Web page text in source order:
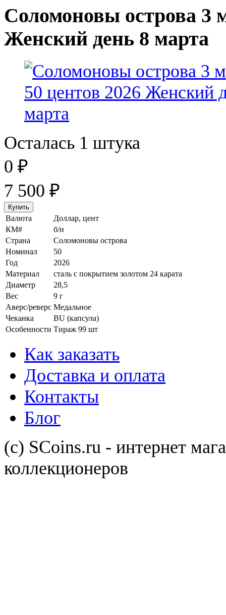
Соломоновы острова 3
Женский день 8 марта
Осталась 1 штука
0 ₽
7 500 ₽
Валюта
Доллар, цент
КМ#
б/н
Страна
Соломоновы острова
Номинал
50
Год
2026
Материал
сталь с покрытием золотом 24 карата
Диаметр
28,5
Вес
9 г
Аверс/реверс Медальное
Чеканка
BU (капсула)
Особенности Тираж 99 шт
Как заказать
Доставка и оплата
Контакты
Блог
(с) SCoins.ru - интернет
коллекционеров